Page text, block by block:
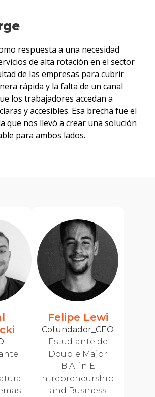
respuesta a una necesidad
de alta rotación en el sector
de las empresas para cubrir
rápida y la falta de un canal
los trabajadores accedan a
y accesibles. Esa brecha fue el
que nos llevó a crear una solución
para ambos lados.
Cofundador_CEO
Felipe Lewi
Estudiante de
Double Major
B.A. ​in E​
ntrepreneurship
and Business